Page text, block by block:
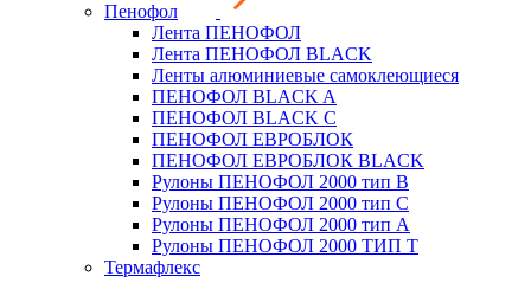
Пенофол
Лента ПЕНОФОЛ
Лента ПЕНОФОЛ BLACK
Ленты алюминиевые самоклеющиеся
ПЕНОФОЛ BLACK A
ПЕНОФОЛ BLACK С
ПЕНОФОЛ ЕВРОБЛОК
ПЕНОФОЛ ЕВРОБЛОК BLACK
Рулоны ПЕНОФОЛ 2000 тип B
Рулоны ПЕНОФОЛ 2000 тип C
Рулоны ПЕНОФОЛ 2000 тип А
Рулоны ПЕНОФОЛ 2000 ТИП Т
Термафлекс